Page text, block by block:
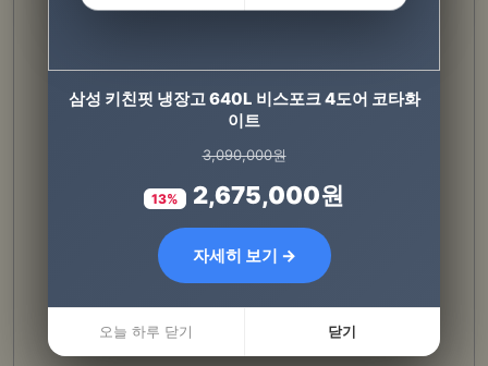
식물성 멜라토닌 5mg 미국 메라토닌 L 트립토판
룰라바이
33,600원
41% 19,800원
자세히 보기 →
오늘 하루 닫기 닫기
삼성 키친핏 냉장고 640L 비스포크 4도어 코타화
이트
3,090,000원
13% 2,675,000원
자세히 보기 →
오늘 하루 닫기 닫기